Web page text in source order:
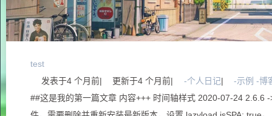
test
发表于4 个月前| 更新于4 个月前| -个人日记|
-示例 -博
##这是我的第一篇文章 内容+++ 时间轴样式 2020-07-24 2.6.6